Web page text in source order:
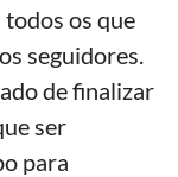
os que
seguidores.
de finalizar
ser
para